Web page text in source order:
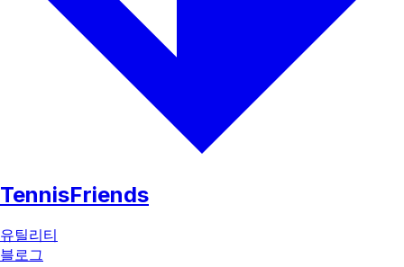
TennisFriends
유틸리티
블로그